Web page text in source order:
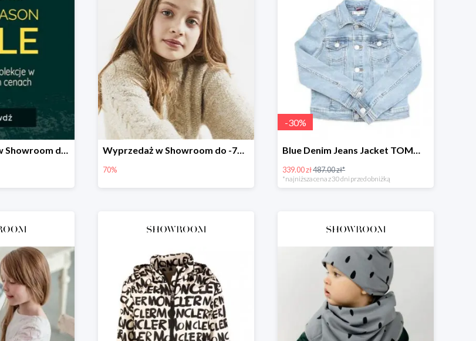
Mid Season Sale w Showroom do -60% Wyprzedaż w Showroom do -70%
70%
-30%
Blue Denim Jeans Jacket TOMMY HILFIGER -30%
339.00 zł487.00 zł*
*najniższa cena z 30 dni przed obniżką